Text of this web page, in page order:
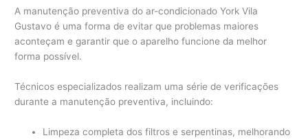
A manutenção preventiva do ar-condicionado York Vila
Gustavo é uma forma de evitar que problemas maiores
aconteçam e garantir que o aparelho funcione da melhor
forma possível.
Técnicos especializados realizam uma série de verificações
durante a manutenção preventiva, incluindo:
Limpeza completa dos filtros e serpentinas, melhorando